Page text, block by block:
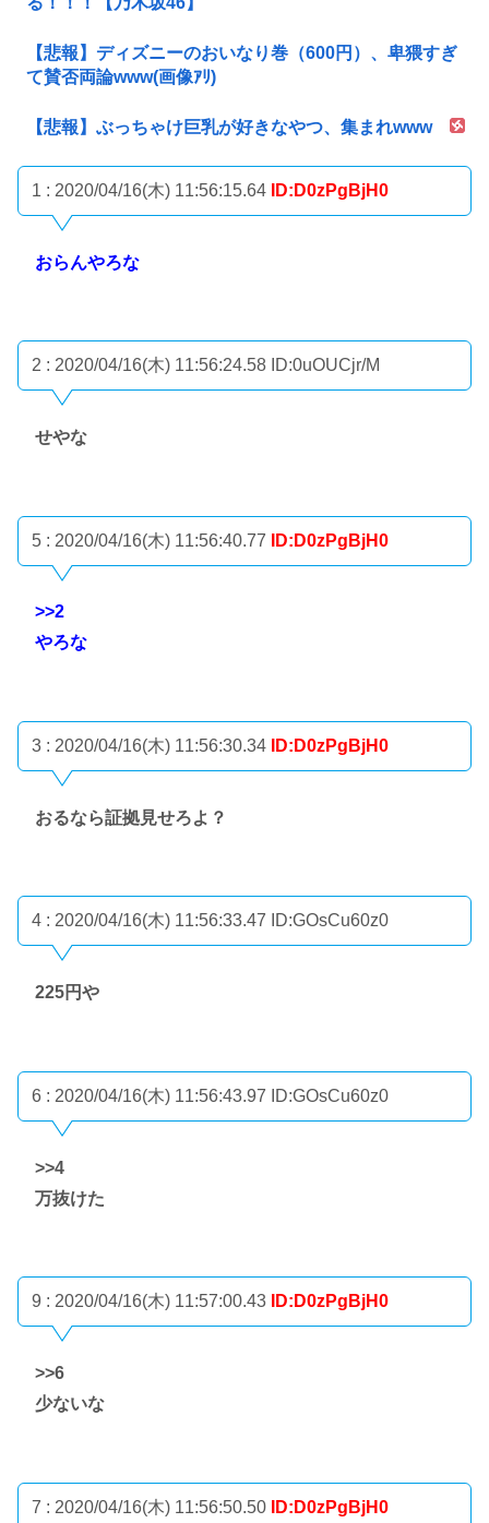
【悲報】ディズニーのおいなり巻（600円）、卑猥すぎ
て賛否両論www(画像ｱﾘ)
【悲報】ぶっちゃけ巨乳が好きなやつ、集まれwww
1 : 2020/04/16(木) 11:56:15.64 ID:D0zPgBjH0
おらんやろな
2 : 2020/04/16(木) 11:56:24.58 ID:0uOUCjr/M
せやな
5 : 2020/04/16(木) 11:56:40.77 ID:D0zPgBjH0
>>2
やろな
3 : 2020/04/16(木) 11:56:30.34 ID:D0zPgBjH0
おるなら証拠見せろよ？
4 : 2020/04/16(木) 11:56:33.47 ID:GOsCu60z0
225円や
6 : 2020/04/16(木) 11:56:43.97 ID:GOsCu60z0
>>4
万抜けた
9 : 2020/04/16(木) 11:57:00.43 ID:D0zPgBjH0
>>6
少ないな
7 : 2020/04/16(木) 11:56:50.50 ID:D0zPgBjH0